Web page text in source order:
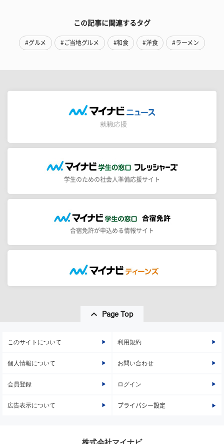
この記事に関連するタグ
#グルメ #ご当地グルメ #和食 #洋食 #ラーメン
学生のための社会人準備応援サイト
合宿免許が申込める情報サイト
Page Top
このサイトについて 利用規約
個人情報について お問い合わせ
会員登録 ログイン
広告表示について プライバシー設定
株式会社マイナビ